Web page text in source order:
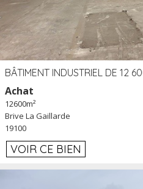
BÂTIMENT INDUSTRIEL DE 12
Achat
12600m²
Brive La Gaillarde
19100
VOIR CE BIEN